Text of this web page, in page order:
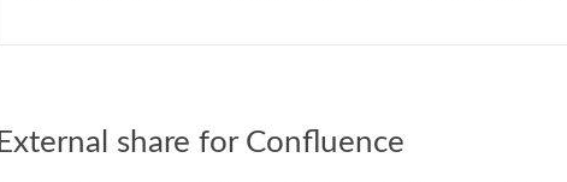
External share for Confluence